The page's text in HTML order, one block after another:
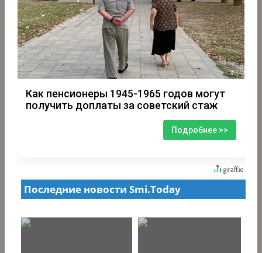
Как пенсионеры 1945-1965 годов могут
получить доплаты за советский стаж
Подробнее >>